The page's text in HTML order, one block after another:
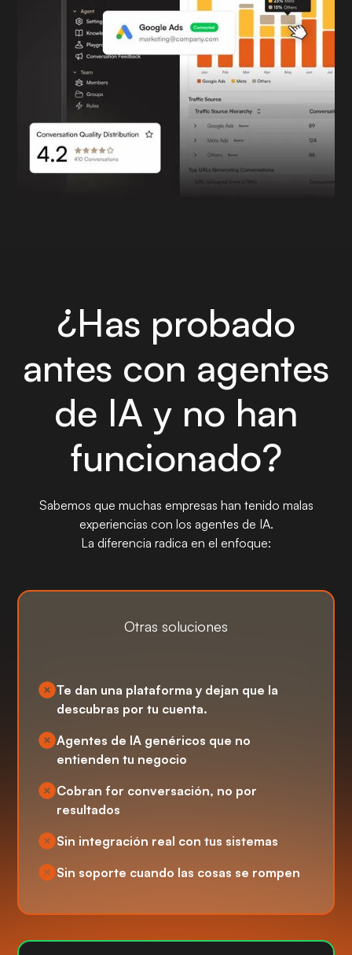
¿Has probado
antes con agentes
de IA y no han
funcionado?
Sabemos que muchas empresas han tenido malas
experiencias con los agentes de IA.
La diferencia radica en el enfoque:
Otras soluciones
Te dan una plataforma y dejan que la
descubras por tu cuenta.
Agentes de IA genéricos que no
entienden tu negocio
Cobran for conversación, no por
resultados
Sin integración real con tus sistemas
Sin soporte cuando las cosas se rompen